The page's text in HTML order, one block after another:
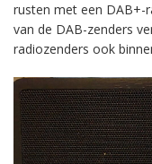
rusten met een DAB+-
van de DAB-zenders
radiozenders ook